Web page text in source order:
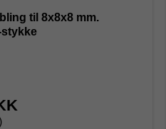
til 8x8x8 mm.
stykke